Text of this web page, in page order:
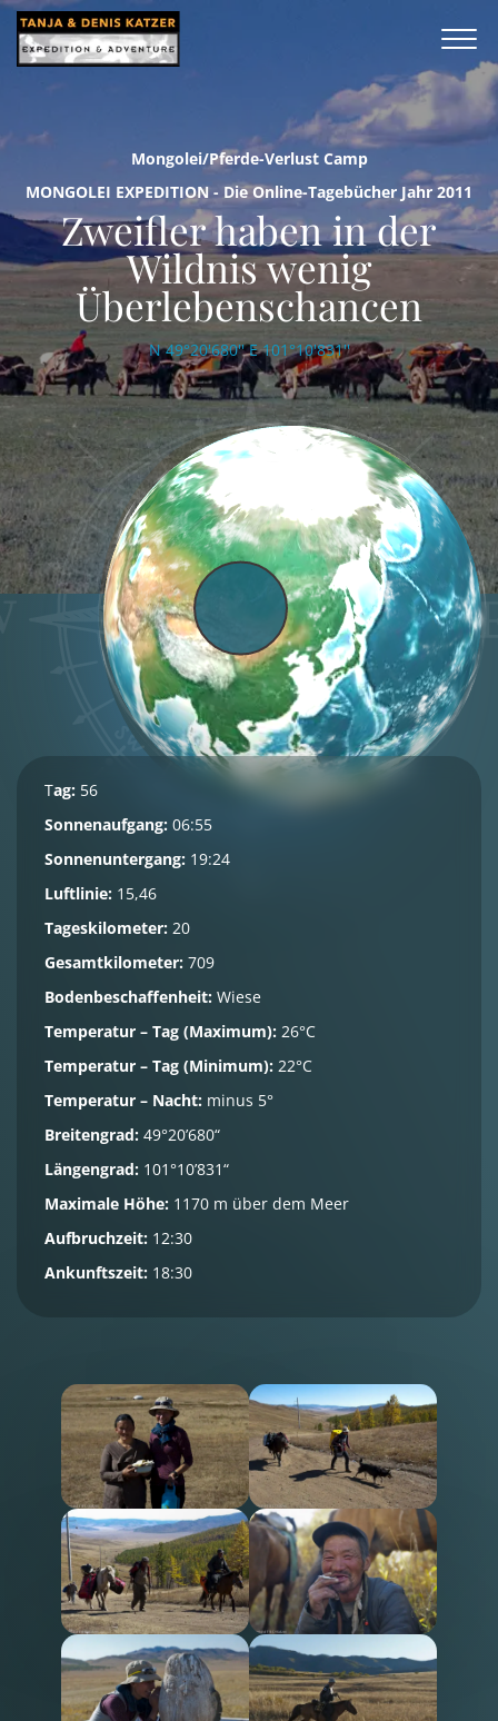
Mongolei/Pferde-Verlust Camp
MONGOLEI EXPEDITION - Die Online-Tagebücher Jahr 2011
Zweifler haben in der
Wildnis wenig
Überlebenschancen
N 49°20'680'' E 101°10'831''
Tag: 56
Sonnenaufgang: 06:55
Sonnenuntergang: 19:24
Luftlinie: 15,46
Tageskilometer: 20
Gesamtkilometer: 709
Bodenbeschaffenheit: Wiese
Temperatur – Tag (Maximum): 26°C
Temperatur – Tag (Minimum): 22°C
Temperatur – Nacht: minus 5°
Breitengrad: 49°20’680“
Längengrad: 101°10’831“
Maximale Höhe: 1170 m über dem Meer
Aufbruchzeit: 12:30
Ankunftszeit: 18:30